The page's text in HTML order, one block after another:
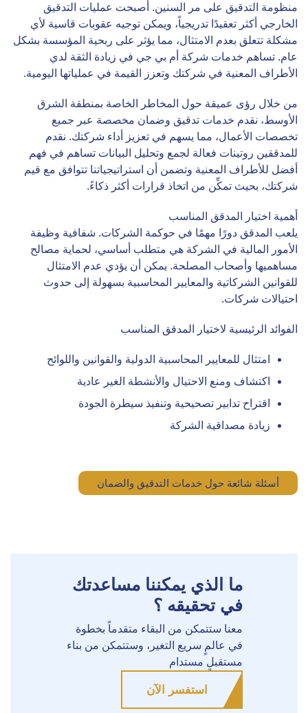
منظومة التدقيق على مر السنين. أصبحت عمليات التدقيق
الخارجي أكثر تعقيدًا تدريجياً، ويمكن توجيه عقوبات قاسية لأي
مشكلة تتعلق بعدم الامتثال، مما يؤثر على ربحية المؤسسة بشكل
عام. تساهم خدمات شركة أم بي جي في زيادة الثقة لدي
الأطراف المعنية في شركتك وتعزز القيمة في عملياتها اليومية.
من خلال رؤى عميقة حول المخاطر الخاصة بمنطقة الشرق
الأوسط، نقدم خدمات تدقيق وضمان مخصصة عبر جميع
تخصصات الأعمال، مما يسهم في تعزيز أداء شركتك. نقدم
للمدققين روتينات فعالة لجمع وتحليل البيانات تساهم في فهم
أفضل للأطراف المعنية وتضمن أن استراتيجياتنا تتوافق مع قيم
شركتك، بحيث تمكِّن من اتخاذ قرارات أكثر ذكاءً.
أهمية اختيار المدقق المناسب
يلعب المدقق دورًا مهمًا في حوكمة الشركات. شفافية وظيفة
الأمور المالية في الشركة هي متطلب أساسي، لحماية مصالح
مساهميها وأصحاب المصلحة. يمكن أن يؤدي عدم الامتثال
للقوانين الشركاتية والمعايير المحاسبية بسهولة إلى حدوث
احتيالات شركات.
الفوائد الرئيسية لاختيار المدقق المناسب
امتثال للمعايير المحاسبية الدولية والقوانين واللوائح
اكتشاف ومنع الاحتيال والأنشطة الغير عادية
اقتراح تدابير تصحيحية وتنفيذ سيطرة الجودة
زيادة مصداقية الشركة
أسئلة شائعة حول خدمات التدقيق والضمان
ما الذي يمكننا مساعدتك
في تحقيقه ؟
معنا ستتمكن من البقاء متقدماً بخطوة
في عالمٍ سريع التغير، وستتمكن من بناء
مستقبلٍ مستدام
استفسر الآن